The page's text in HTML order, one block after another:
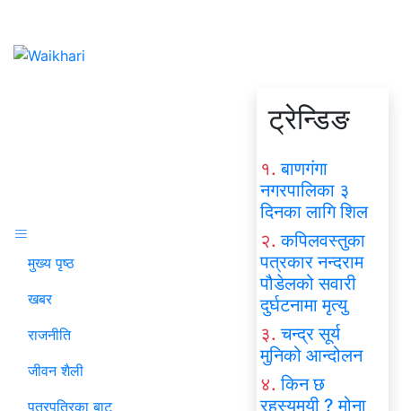
मुख्य पृष्ठ
खबर
राजनीति
जीवन शैली
पत्रपत्रिका बाट
ट्रेन्डिङ
१. बाणगंगा
नगरपालिका ३
दिनका लागि शिल
२. कपिलवस्तुका
पत्रकार नन्दराम
पौडेलको सवारी
दुर्घटनामा मृत्यु
३. चन्द्र सूर्य
मुनिको आन्दोलन
४. किन छ
रहस्यमयी ? मोना